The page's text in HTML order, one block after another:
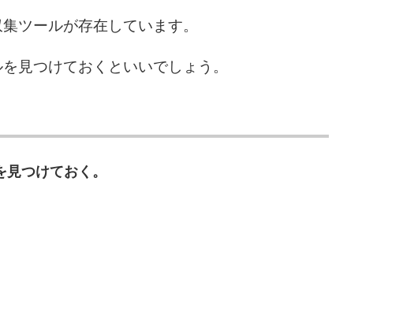
ツールが存在しています。
見つけておくといいでしょう。
つけておく。